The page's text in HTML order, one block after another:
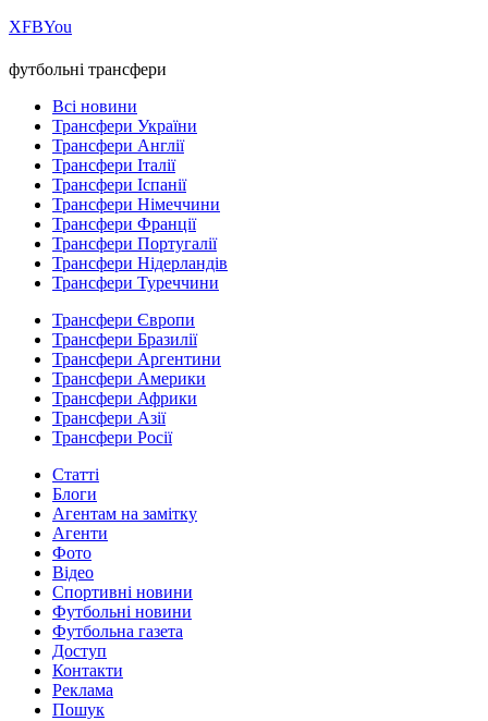
ХFBYou
футбольні трансфери
Всі новини
Трансфери України
Трансфери Англії
Трансфери Італії
Трансфери Іспанії
Трансфери Німеччини
Трансфери Франції
Трансфери Португалії
Трансфери Нідерландів
Трансфери Туреччини
Трансфери Європи
Трансфери Бразилії
Трансфери Аргентини
Трансфери Америки
Трансфери Африки
Трансфери Азії
Трансфери Росії
Статті
Блоги
Агентам на замітку
Агенти
Фото
Відео
Спортивні новини
Футбольні новини
Футбольна газета
Доступ
Контакти
Реклама
Пошук